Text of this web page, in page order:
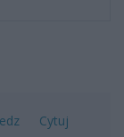
Cytuj